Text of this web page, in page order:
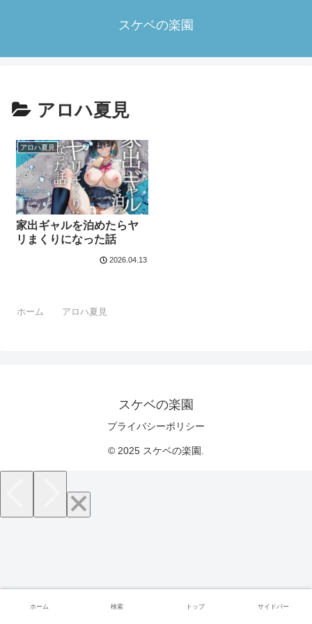
スケベの楽園
アロハ夏見
アロハ夏見
家出ギャルを泊めたらヤ
リまくりになった話
2026.04.13
ホーム アロハ夏見
スケベの楽園
プライバシーポリシー
© 2025 スケベの楽園.
ホーム 検索 トップ サイドバー